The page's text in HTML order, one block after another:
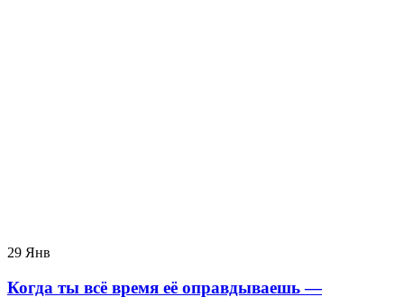
29 Янв
Когда ты всё время её оправдываешь —